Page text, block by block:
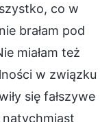
co w
brałam pod
miałam też
w związku
się fałszywe
natychmiast